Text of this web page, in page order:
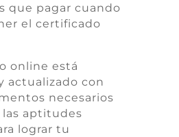
que pagar cuando
el certificado
online está
actualizado con
necesarios
aptitudes
lograr tu